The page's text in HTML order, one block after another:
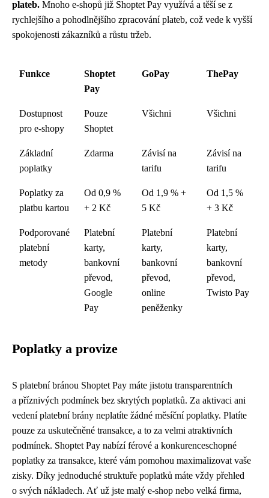
plateb. Mnoho e-shopů již Shoptet Pay využívá a těší se z
rychlejšího a pohodlnějšího zpracování plateb, což vede k vyšší
spokojenosti zákazníků a růstu tržeb.
Funkce
Shoptet
Pay
GoPay ThePay
Dostupnost
pro e-shopy
Pouze
Shoptet
Všichni Všichni
Základní
poplatky
Zdarma
Závisí na
tarifu
Závisí na
tarifu
Poplatky za
platbu kartou
Od 0,9 %
+ 2 Kč
Od 1,9 % +
5 Kč
Od 1,5 %
+ 3 Kč
Podporované
platební
metody
Platební
karty,
bankovní
převod,
Google
Pay
Platební
karty,
bankovní
převod,
online
peněženky
Platební
karty,
bankovní
převod,
Twisto Pay
Poplatky a provize
S platební bránou Shoptet Pay máte jistotu transparentních
a příznivých podmínek bez skrytých poplatků. Za aktivaci ani
vedení platební brány neplatíte žádné měsíční poplatky. Platíte
pouze za uskutečněné transakce, a to za velmi atraktivních
podmínek. Shoptet Pay nabízí férové ​​a konkurenceschopné
poplatky za transakce, které vám pomohou maximalizovat vaše
zisky. Díky jednoduché struktuře poplatků máte vždy přehled
o svých nákladech. Ať už jste malý e-shop nebo velká firma,